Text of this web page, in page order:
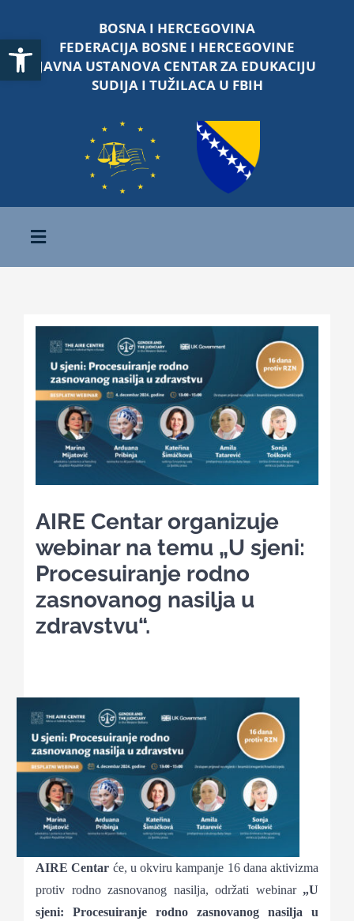
Open toolbar
content
BOSNA I HERCEGOVINA
FEDERACIJA BOSNE I HERCEGOVINE
JAVNA USTANOVA CENTAR ZA EDUKACIJU
SUDIJA I TUŽILACA U FBIH
Toggle
Navigation
O nama
Kalendar aktivnosti
Edukativni materijali
Projekti
Novosti
for:
AIRE Centar organizuje
webinar na temu „U sjeni:
Procesuiranje rodno
zasnovanog nasilja u
zdravstvu“.
AIRE Centar će, u okviru kampanje 16 dana aktivizma
protiv rodno zasnovanog nasilja, održati webinar „U
sjeni: Procesuiranje rodno zasnovanog nasilja u